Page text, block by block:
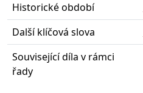
Historické období
Další klíčová slova
Související díla v rámci
řady